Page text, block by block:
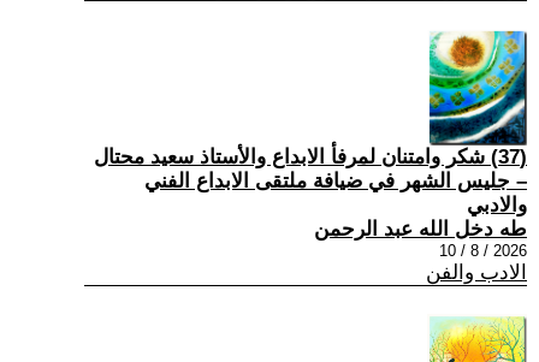
(37) شكر وامتنان لمرفأ الابداع والأستاذ سعيد محتال
– جليس الشهر في ضيافة ملتقى الابداع الفني
والادبي
طه دخل الله عبد الرحمن
2026 / 8 / 10
الادب والفن